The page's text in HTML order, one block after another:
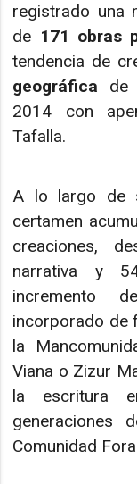
registrado una
de 171 obras
tendencia de
geográfica de
2014 con
Tafalla.
A lo largo de
certamen
creaciones,
narrativa y
incremento
incorporado de
la
Viana o Zizur
la escritura
Comunidad